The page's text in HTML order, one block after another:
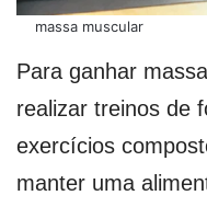
massa muscular
Para ganhar
realizar treinos de
exercícios
manter uma